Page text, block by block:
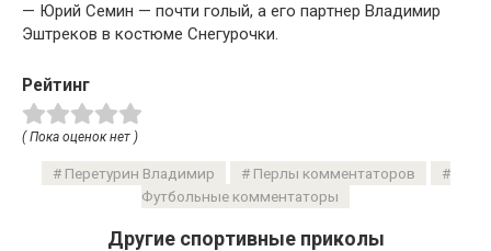
— Юpий Семин — почти голый, а его паpтнеp Владимиp
Эштpеков в костюме Снегуpочки.
Рейтинг
( Пока оценок нет )
Перетурин Владимир
Перлы комментаторов
Футбольные комментаторы
Другие спортивные приколы